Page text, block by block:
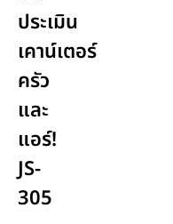
ประเมิน
เคาน์เตอร์
ครัว
และ
แอร์!
JS-
305